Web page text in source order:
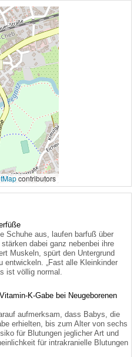
contributors
Schuhe aus, laufen barfuß über
dabei ganz nebenbei ihre
Muskeln, spürt den Untergrund
„Fast alle Kleinkinder
ist völlig normal.
K-Gabe bei Neugeborenen
aufmerksam, dass Babys, die
erhielten, bis zum Alter von sechs
für Blutungen jeglicher Art und
für intrakranielle Blutungen